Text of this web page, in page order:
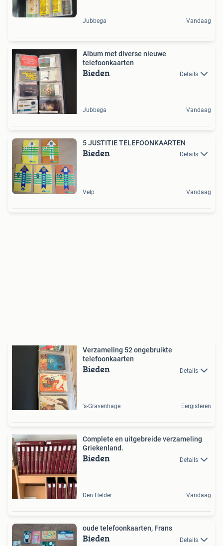
Jubbega Vandaag
Album met diverse nieuwe
telefoonkaarten
Bieden Details
Jubbega Vandaag
5 JUSTITIE TELEFOONKAARTEN
Bieden Details
Velp Vandaag
Verzameling 52 ongebruikte
telefoonkaarten
Bieden Details
's-Gravenhage Eergisteren
Complete en uitgebreide verzameling
Griekenland.
Bieden Details
Den Helder Vandaag
oude telefoonkaarten, Frans
Bieden Details